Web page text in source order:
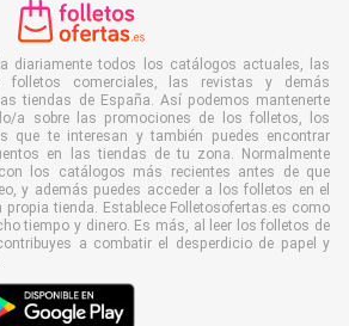
diariamente todos los catálogos actuales, las
folletos comerciales, las revistas y demás
tiendas de España. Así podemos mantenerte
a sobre las promociones de los folletos, los
que te interesan y también puedes encontrar
en las tiendas de tu zona. Normalmente
los catálogos más recientes antes de que
y además puedes acceder a los folletos en el
propia tienda. Establece Folletosofertas.es como
tiempo y dinero. Es más, al leer los folletos de
a combatir el desperdicio de papel y